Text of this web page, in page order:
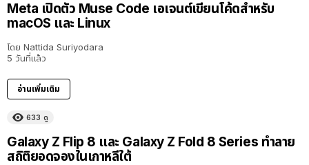
Meta เปิดตัว Muse Code เอเจนต์เขียนโค้ดสำหรับ
macOS และ Linux
โดย Nattida Suriyodara
5 วันที่แล้ว
อ่านเพิ่มเติม
633 ดู
Galaxy Z Flip 8 และ Galaxy Z Fold 8 Series ทำลาย
สถิติยอดจองในเกาหลีใต้